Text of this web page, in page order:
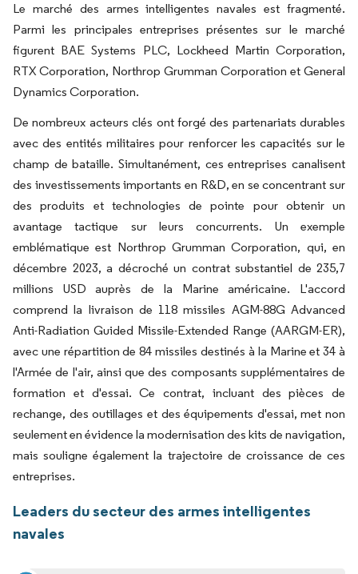
Le marché des armes intelligentes navales est fragmenté.
Parmi les principales entreprises présentes sur le marché
figurent BAE Systems PLC, Lockheed Martin Corporation,
RTX Corporation, Northrop Grumman Corporation et General
Dynamics Corporation.
De nombreux acteurs clés ont forgé des partenariats durables
avec des entités militaires pour renforcer les capacités sur le
champ de bataille. Simultanément, ces entreprises canalisent
des investissements importants en R&D, en se concentrant sur
des produits et technologies de pointe pour obtenir un
avantage tactique sur leurs concurrents. Un exemple
emblématique est Northrop Grumman Corporation, qui, en
décembre 2023, a décroché un contrat substantiel de 235,7
millions USD auprès de la Marine américaine. L'accord
comprend la livraison de 118 missiles AGM-88G Advanced
Anti-Radiation Guided Missile-Extended Range (AARGM-ER),
avec une répartition de 84 missiles destinés à la Marine et 34 à
l'Armée de l'air, ainsi que des composants supplémentaires de
formation et d'essai. Ce contrat, incluant des pièces de
rechange, des outillages et des équipements d'essai, met non
seulement en évidence la modernisation des kits de navigation,
mais souligne également la trajectoire de croissance de ces
entreprises.
Leaders du secteur des armes intelligentes
navales